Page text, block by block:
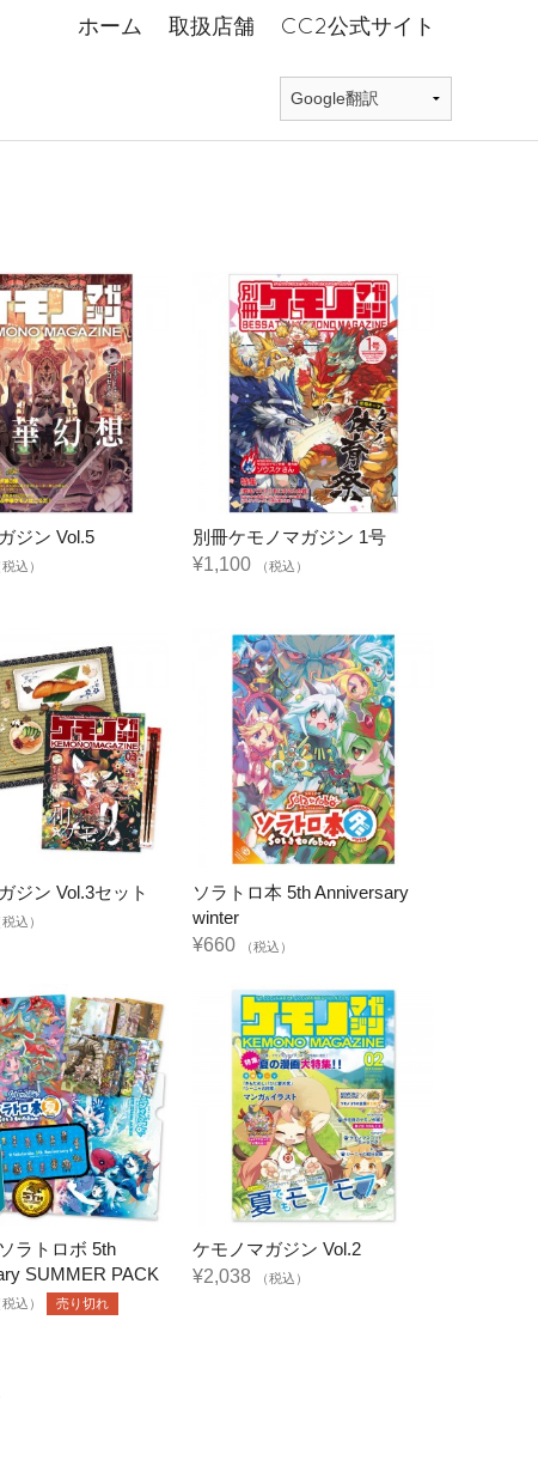
ホーム 取扱店舗 CC2公式サイト
ジン Vol.5
税込）
別冊ケモノマガジン 1号
¥1,100
（税込）
ジン Vol.3セット
税込）
ソラトロ本 5th Anniversary
winter
¥660
（税込）
ラトロボ 5th
SUMMER PACK
税込） 売り切れ
ケモノマガジン Vol.2
¥2,038
（税込）